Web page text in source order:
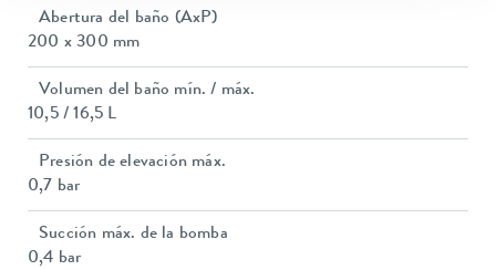
Abertura del baño (AxP)
200 x 300 mm
Volumen del baño mín. / máx.
10,5 / 16,5 L
Presión de elevación máx.
0,7 bar
Succión máx. de la bomba
0,4 bar